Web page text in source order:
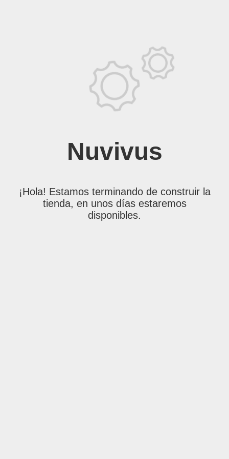
Nuvivus
¡Hola! Estamos terminando de construir la
tienda, en unos días estaremos
disponibles.